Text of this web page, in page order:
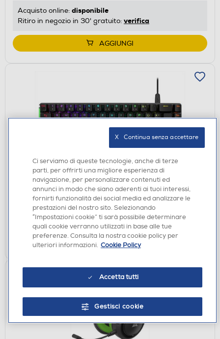
Acquisto online: disponibile
Ritiro in negozio in 30' gratuito: verifica
AGGIUNGI
TASTIERE GAMING
ASUS - Tastiera ROG FALCHION ACE/BK-nera
€ 148,00
Acquisto online:disponibile
Ritiro in negozio: non disponibile
AGGIUNGI
Ci serviamo di queste tecnologie, anche di terze
parti, per offrirti una migliore esperienza di
navigazione, per personalizzare contenuti ed
annunci in modo che siano aderenti ai tuoi interessi,
fornirti funzionalità dei social media ed analizzare le
prestazioni del nostro sito. Selezionando
“Impostazioni cookie” ti sarà possibile determinare
quali cookie verranno utilizzati in base alle tue
preferenze. Consulta la nostra cookie policy per
ulteriori informazioni. Cookie Policy
Accetta tutti
Gestisci cookie
X   Continua senza accettare